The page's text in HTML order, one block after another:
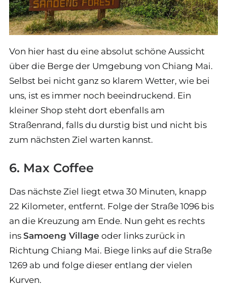
Von hier hast du eine absolut schöne Aussicht
über die Berge der Umgebung von Chiang Mai.
Selbst bei nicht ganz so klarem Wetter, wie bei
uns, ist es immer noch beeindruckend. Ein
kleiner Shop steht dort ebenfalls am
Straßenrand, falls du durstig bist und nicht bis
zum nächsten Ziel warten kannst.
6. Max Coffee
Das nächste Ziel liegt etwa 30 Minuten, knapp
22 Kilometer, entfernt. Folge der Straße 1096 bis
an die Kreuzung am Ende. Nun geht es rechts
ins Samoeng Village oder links zurück in
Richtung Chiang Mai. Biege links auf die Straße
1269 ab und folge dieser entlang der vielen
Kurven.